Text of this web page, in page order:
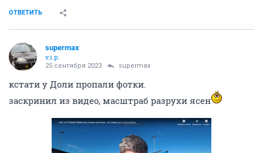
ОТВЕТИТЬ
supermax
v.i.p.
25 сентября 2023 supermax
кстати у Доли пропали фотки.
заскринил из видео, масштраб разрухи ясен